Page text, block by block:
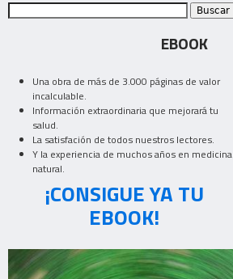
EBOOK
Una obra de más de 3.000 páginas de valor
incalculable.
Información extraordinaria que mejorará tu
salud.
La satisfación de todos nuestros lectores.
Y la experiencia de muchos años en medicina
natural.
¡CONSIGUE YA TU
EBOOK!